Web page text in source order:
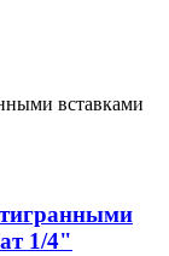
1/4"